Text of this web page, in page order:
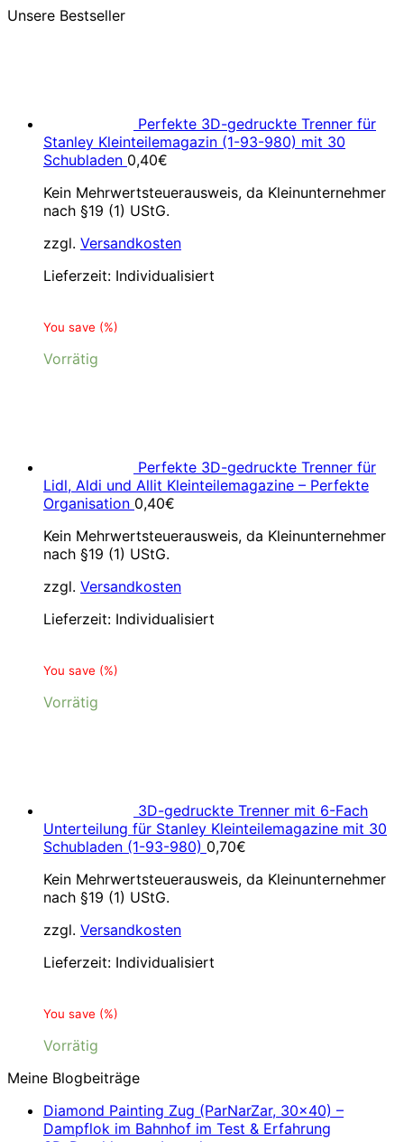
Unsere Bestseller
Perfekte 3D-gedruckte Trenner für
Stanley Kleinteilemagazin (1-93-980) mit 30
Schubladen 0,40€
Kein Mehrwertsteuerausweis, da Kleinunternehmer
nach §19 (1) UStG.
zzgl. Versandkosten
Lieferzeit: Individualisiert
You save (%)
Vorrätig
Perfekte 3D-gedruckte Trenner für
Lidl, Aldi und Allit Kleinteilemagazine – Perfekte
Organisation 0,40€
Kein Mehrwertsteuerausweis, da Kleinunternehmer
nach §19 (1) UStG.
zzgl. Versandkosten
Lieferzeit: Individualisiert
You save (%)
Vorrätig
3D-gedruckte Trenner mit 6-Fach
Unterteilung für Stanley Kleinteilemagazine mit 30
Schubladen (1-93-980) 0,70€
Kein Mehrwertsteuerausweis, da Kleinunternehmer
nach §19 (1) UStG.
zzgl. Versandkosten
Lieferzeit: Individualisiert
You save (%)
Vorrätig
Meine Blogbeiträge
Diamond Painting Zug (ParNarZar, 30×40) –
Dampflok im Bahnhof im Test & Erfahrung